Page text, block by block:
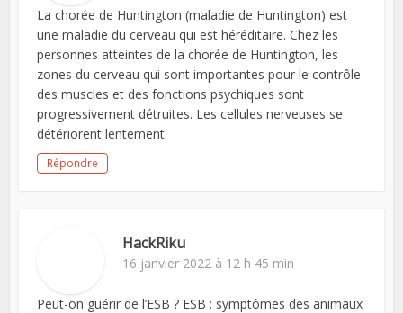
La chorée de Huntington (maladie de Huntington) est
une maladie du cerveau qui est héréditaire. Chez les
personnes atteintes de la chorée de Huntington, les
zones du cerveau qui sont importantes pour le contrôle
des muscles et des fonctions psychiques sont
progressivement détruites. Les cellules nerveuses se
détériorent lentement.
Répondre
HackRiku
16 janvier 2022 à 12 h 45 min
Peut-on guérir de l’ESB ? ESB : symptômes des animaux